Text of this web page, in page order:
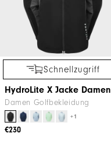
Schnellzugriff
HydroLite X Jacke Damen
Damen Golfbekleidung
+1
€230